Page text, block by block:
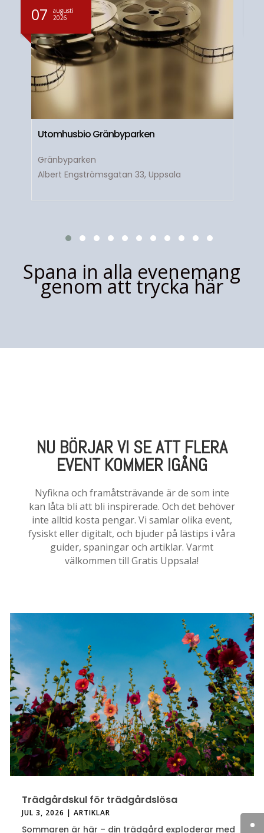
07
augusti
2026
Utomhusbio Gränbyparken
Gränbyparken
Albert Engströmsgatan 33, Uppsala
Spana in alla evenemang
genom att trycka här
NU BÖRJAR VI SE ATT FLERA
EVENT KOMMER IGÅNG
Nyfikna och framåtsträvande är de som inte
kan låta bli att bli inspirerade. Och det behöver
inte alltid kosta pengar. Vi samlar olika event,
fysiskt eller digitalt, och bjuder på lästips i våra
guider, spaningar och artiklar. Varmt
välkommen till Gratis Uppsala!
Trädgårdskul för trädgårdslösa
JUL 3, 2026 | ARTIKLAR
Sommaren är här – din trädgård exploderar med